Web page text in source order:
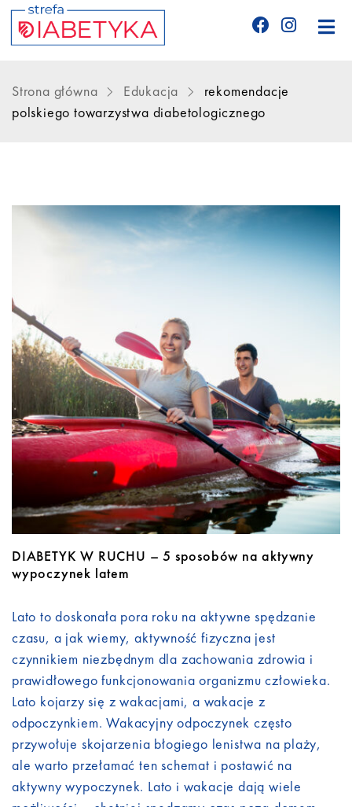
Telemedycyna
Glukometry
Wyznania diabetyka
Do pobrania
Kontakt
Strona główna Edukacja
rekomendacje
polskiego towarzystwa diabetologicznego
DIABETYK W RUCHU – 5 sposobów na aktywny
wypoczynek latem
Lato to doskonała pora roku na aktywne spędzanie
czasu, a jak wiemy, aktywność fizyczna jest
czynnikiem niezbędnym dla zachowania zdrowia i
prawidłowego funkcjonowania organizmu człowieka.
Lato kojarzy się z wakacjami, a wakacje z
odpoczynkiem. Wakacyjny odpoczynek często
przywołuje skojarzenia błogiego lenistwa na plaży,
ale warto przełamać ten schemat i postawić na
aktywny wypoczynek. Lato i wakacje dają wiele